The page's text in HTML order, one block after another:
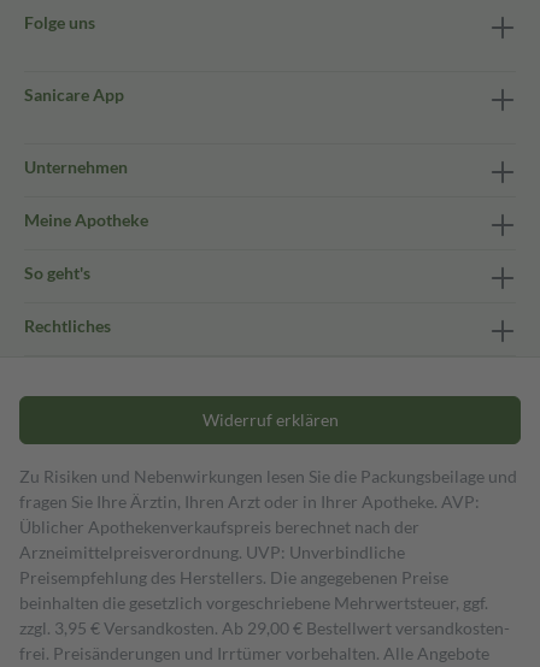
Folge uns
Sanicare App
Unternehmen
Meine Apotheke
So geht's
Rechtliches
Widerruf erklären
Zu Risiken und Nebenwirkungen lesen Sie die Packungsbeilage und
fragen Sie Ihre Ärztin, Ihren Arzt oder in Ihrer Apotheke. AVP:
Üblicher Apothekenverkaufspreis berechnet nach der
Arzneimittelpreisverordnung. UVP: Unverbindliche
Preisempfehlung des Herstellers. Die angegebenen Preise
beinhalten die gesetzlich vorgeschriebene Mehrwertsteuer, ggf.
zzgl. 3,95 € Versandkosten. Ab 29,00 € Bestell­wert versand­kosten­
frei. Preisänderungen und Irrtümer vorbehalten. Alle Angebote